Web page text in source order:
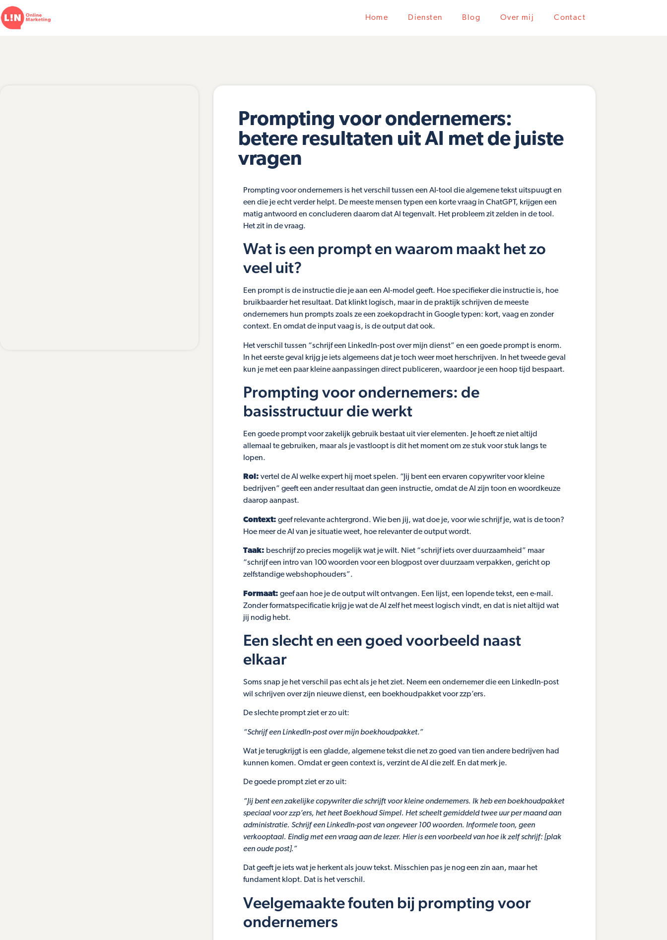
Home Diensten Blog Over mij Contact
Prompting voor ondernemers:
betere resultaten uit AI met de juiste
vragen
Prompting voor ondernemers is het verschil tussen een AI-tool die algemene tekst uitspuugt en
een die je echt verder helpt. De meeste mensen typen een korte vraag in ChatGPT, krijgen een
matig antwoord en concluderen daarom dat AI tegenvalt. Het probleem zit zelden in de tool.
Het zit in de vraag.
Wat is een prompt en waarom maakt het zo
veel uit?
Een prompt is de instructie die je aan een AI-model geeft. Hoe specifieker die instructie is, hoe
bruikbaarder het resultaat. Dat klinkt logisch, maar in de praktijk schrijven de meeste
ondernemers hun prompts zoals ze een zoekopdracht in Google typen: kort, vaag en zonder
context. En omdat de input vaag is, is de output dat ook.
Het verschil tussen “schrijf een LinkedIn-post over mijn dienst” en een goede prompt is enorm.
In het eerste geval krijg je iets algemeens dat je toch weer moet herschrijven. In het tweede geval
kun je met een paar kleine aanpassingen direct publiceren, waardoor je een hoop tijd bespaart.
Prompting voor ondernemers: de
basisstructuur die werkt
Een goede prompt voor zakelijk gebruik bestaat uit vier elementen. Je hoeft ze niet altijd
allemaal te gebruiken, maar als je vastloopt is dit het moment om ze stuk voor stuk langs te
lopen.
Rol: vertel de AI welke expert hij moet spelen. “Jij bent een ervaren copywriter voor kleine
bedrijven” geeft een ander resultaat dan geen instructie, omdat de AI zijn toon en woordkeuze
daarop aanpast.
Context: geef relevante achtergrond. Wie ben jij, wat doe je, voor wie schrijf je, wat is de toon?
Hoe meer de AI van je situatie weet, hoe relevanter de output wordt.
Taak: beschrijf zo precies mogelijk wat je wilt. Niet “schrijf iets over duurzaamheid” maar
“schrijf een intro van 100 woorden voor een blogpost over duurzaam verpakken, gericht op
zelfstandige webshophouders”.
Formaat: geef aan hoe je de output wilt ontvangen. Een lijst, een lopende tekst, een e-mail.
Zonder formatspecificatie krijg je wat de AI zelf het meest logisch vindt, en dat is niet altijd wat
jij nodig hebt.
Een slecht en een goed voorbeeld naast
elkaar
Soms snap je het verschil pas echt als je het ziet. Neem een ondernemer die een LinkedIn-post
wil schrijven over zijn nieuwe dienst, een boekhoudpakket voor zzp’ers.
De slechte prompt ziet er zo uit:
“Schrijf een LinkedIn-post over mijn boekhoudpakket.”
Wat je terugkrijgt is een gladde, algemene tekst die net zo goed van tien andere bedrijven had
kunnen komen. Omdat er geen context is, verzint de AI die zelf. En dat merk je.
De goede prompt ziet er zo uit:
“Jij bent een zakelijke copywriter die schrijft voor kleine ondernemers. Ik heb een boekhoudpakket
speciaal voor zzp’ers, het heet Boekhoud Simpel. Het scheelt gemiddeld twee uur per maand aan
administratie. Schrijf een LinkedIn-post van ongeveer 100 woorden. Informele toon, geen
verkooptaal. Eindig met een vraag aan de lezer. Hier is een voorbeeld van hoe ik zelf schrijf: [plak
een oude post].”
Dat geeft je iets wat je herkent als jouw tekst. Misschien pas je nog een zin aan, maar het
fundament klopt. Dat is het verschil.
Veelgemaakte fouten bij prompting voor
ondernemers